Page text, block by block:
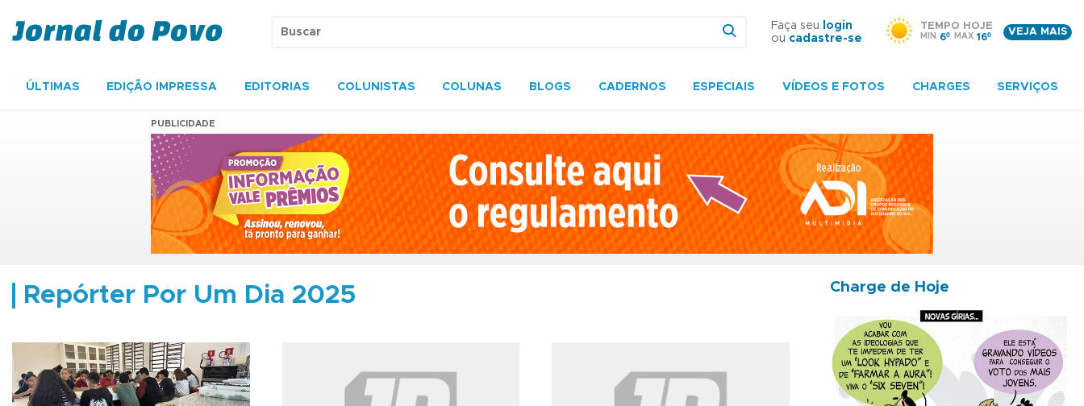
Faça seu
login
ou cadastre-se
TEMPO HOJE
MIN 6º MAX 16º
VEJA MAIS
ÚLTIMAS EDIÇÃO IMPRESSA EDITORIAS COLUNISTAS COLUNAS BLOGS CADERNOS ESPECIAIS VÍDEOS E FOTOS CHARGES SERVIÇOS
PUBLICIDADE
Repórter Por Um Dia 2025 Charge de Hoje